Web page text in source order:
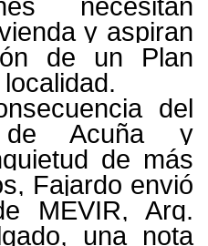
necesitan
y aspiran
de un Plan
del
de Acuña y
de más
Fajardo envió
MEVIR, Arq.
una nota